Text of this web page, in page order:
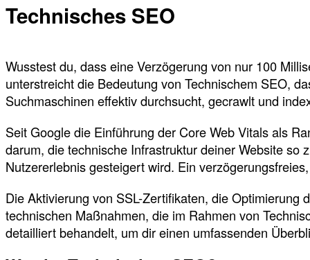
Technisches SEO
Wusstest du, dass eine Verzögerung von nur 100
unterstreicht die Bedeutung von Technischem SEO,
Suchmaschinen effektiv durchsucht, gecrawlt und
Seit Google die Einführung der Core Web Vitals als
darum, die technische Infrastruktur deiner Website
Nutzererlebnis gesteigert wird. Ein
Die Aktivierung von SSL-Zertifikaten, die
technischen Maßnahmen, die im Rahmen von
detailliert behandelt, um dir einen umfassenden